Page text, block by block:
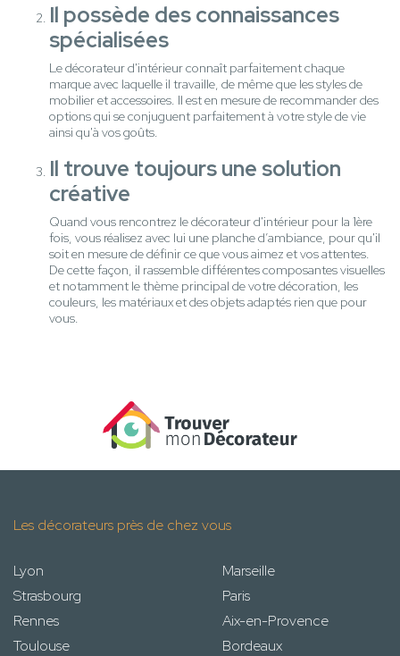
Il possède des connaissances
spécialisées
Le décorateur d'intérieur connaît parfaitement chaque
marque avec laquelle il travaille, de même que les styles de
mobilier et accessoires. Il est en mesure de recommander des
options qui se conjuguent parfaitement à votre style de vie
ainsi qu'à vos goûts.
Il trouve toujours une solution
créative
Quand vous rencontrez le décorateur d'intérieur pour la 1ère
fois, vous réalisez avec lui une planche d’ambiance, pour qu'il
soit en mesure de définir ce que vous aimez et vos attentes.
De cette façon, il rassemble différentes composantes visuelles
et notamment le thème principal de votre décoration, les
couleurs, les matériaux et des objets adaptés rien que pour
vous.
Les décorateurs près de chez vous
Lyon
Marseille
Strasbourg
Paris
Rennes
Aix-en-Provence
Toulouse
Bordeaux